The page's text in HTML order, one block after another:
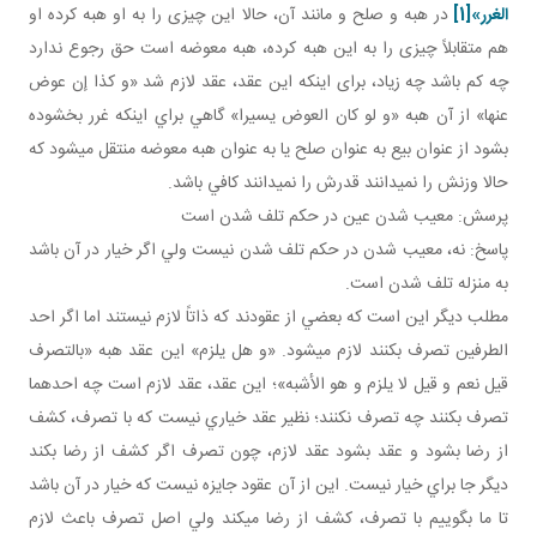
الغرر»[1]
در هبه و صلح و مانند آن، حالا اين چيزی را به او هبه کرده او
هم متقابلاً چيزی را به اين هبه کرده، هبه معوضه است حق رجوع ندارد
چه کم باشد چه زياد، برای اينکه اين عقد، عقد لازم شد «و کذا إن عوض
عنها» از آن هبه «و لو کان العوض يسيرا» گاهي براي اينکه غرر بخشوده
بشود از عنوان بيع به عنوان صلح يا به عنوان هبه معوضه منتقل مي شود که
حالا وزنش را نمي دانند قدرش را نمي دانند کافي باشد.
پرسش: معيب شدن عين در حکم تلف شدن است
پاسخ: نه، معيب شدن در حکم تلف شدن نيست ولي اگر خيار در آن باشد
به منزله تلف شدن است.
مطلب ديگر اين است که بعضي از عقودند که ذاتاً لازم نيستند اما اگر احد
الطرفين تصرف بکنند لازم مي شود. «و هل يلزم» اين عقد هبه «بالتصرف
قيل نعم و قيل لا يلزم و هو الأشبه»؛ اين عقد، عقد لازم است چه احدهما
تصرف بکنند چه تصرف نکنند؛ نظير عقد خياري نيست که با تصرف، کشف
از رضا بشود و عقد بشود عقد لازم، چون تصرف اگر کشف از رضا بکند
ديگر جا براي خيار نيست. اين از آن عقود جايزه نيست که خيار در آن باشد
تا ما بگوييم با تصرف، کشف از رضا مي کند ولي اصل تصرف باعث لازم